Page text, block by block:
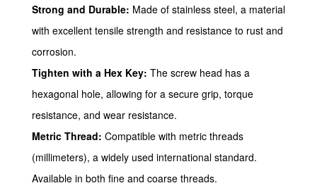
Strong and Durable: Made of stainless steel, a material
with excellent tensile strength and resistance to rust and
corrosion.
Tighten with a Hex Key: The screw head has a
hexagonal hole, allowing for a secure grip, torque
resistance, and wear resistance.
Metric Thread: Compatible with metric threads
(millimeters), a widely used international standard.
Available in both fine and coarse threads.